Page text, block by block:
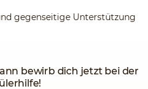
gegenseitige Unterstützung
bewirb dich jetzt bei der